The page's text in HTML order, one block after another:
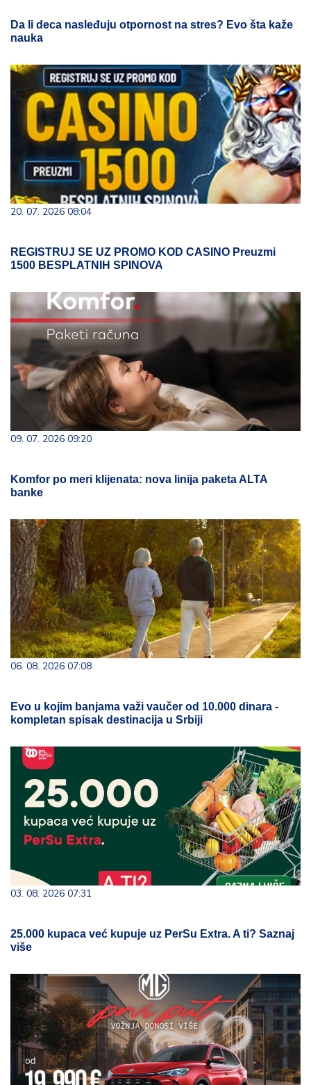
Da li deca nasleđuju otpornost na stres? Evo šta kaže
nauka
20. 07. 2026 08:04
REGISTRUJ SE UZ PROMO KOD CASINO Preuzmi
1500 BESPLATNIH SPINOVA
09. 07. 2026 09:20
Komfor po meri klijenata: nova linija paketa ALTA
banke
06. 08. 2026 07:08
Evo u kojim banjama važi vaučer od 10.000 dinara -
kompletan spisak destinacija u Srbiji
03. 08. 2026 07:31
25.000 kupaca već kupuje uz PerSu Extra. A ti? Saznaj
više